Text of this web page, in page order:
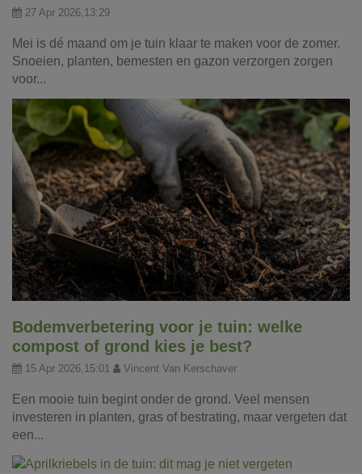
27 Apr 2026,13:29
Mei is dé maand om je tuin klaar te maken voor de zomer.
Snoeien, planten, bemesten en gazon verzorgen zorgen
voor...
Bodemverbetering voor je tuin: welke
compost of grond kies je best?
15 Apr 2026,15:01 Vincent Van Kerschaver
Een mooie tuin begint onder de grond. Veel mensen
investeren in planten, gras of bestrating, maar vergeten dat
een...